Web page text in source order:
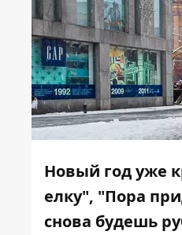
Новый год уже
елку", "Пора
снова будешь